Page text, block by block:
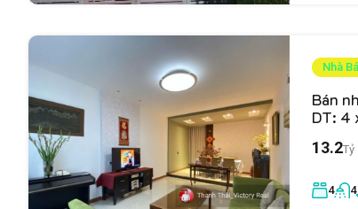
Nhà
Bán
DT: 4
13.2Tỷ
4 4